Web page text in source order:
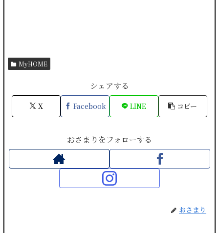
MyHOME
シェアする
X Facebook LINE コピー
おさまりをフォローする
おさまり